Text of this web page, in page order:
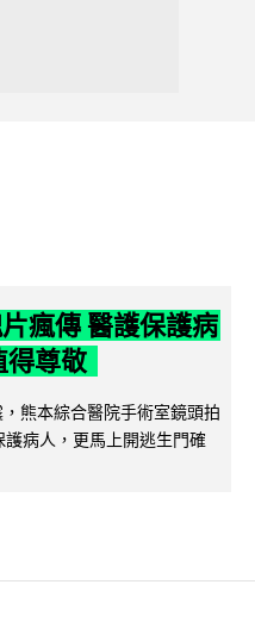
瘋傳 醫護保護病
得尊敬
熊本綜合醫院手術室鏡頭拍
病人，更馬上開逃生門確